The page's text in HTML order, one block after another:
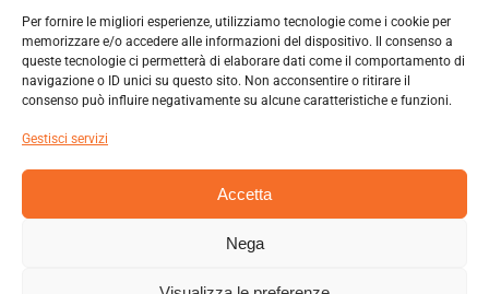
Per fornire le migliori esperienze, utilizziamo tecnologie come i cookie per
memorizzare e/o accedere alle informazioni del dispositivo. Il consenso a
queste tecnologie ci permetterà di elaborare dati come il comportamento di
navigazione o ID unici su questo sito. Non acconsentire o ritirare il
consenso può influire negativamente su alcune caratteristiche e funzioni.
Gestisci servizi
Accetta
Nega
Caschi
Informatica privacy
Condizioni generali di vendita
GAZZADA SCHIANNO (VA)